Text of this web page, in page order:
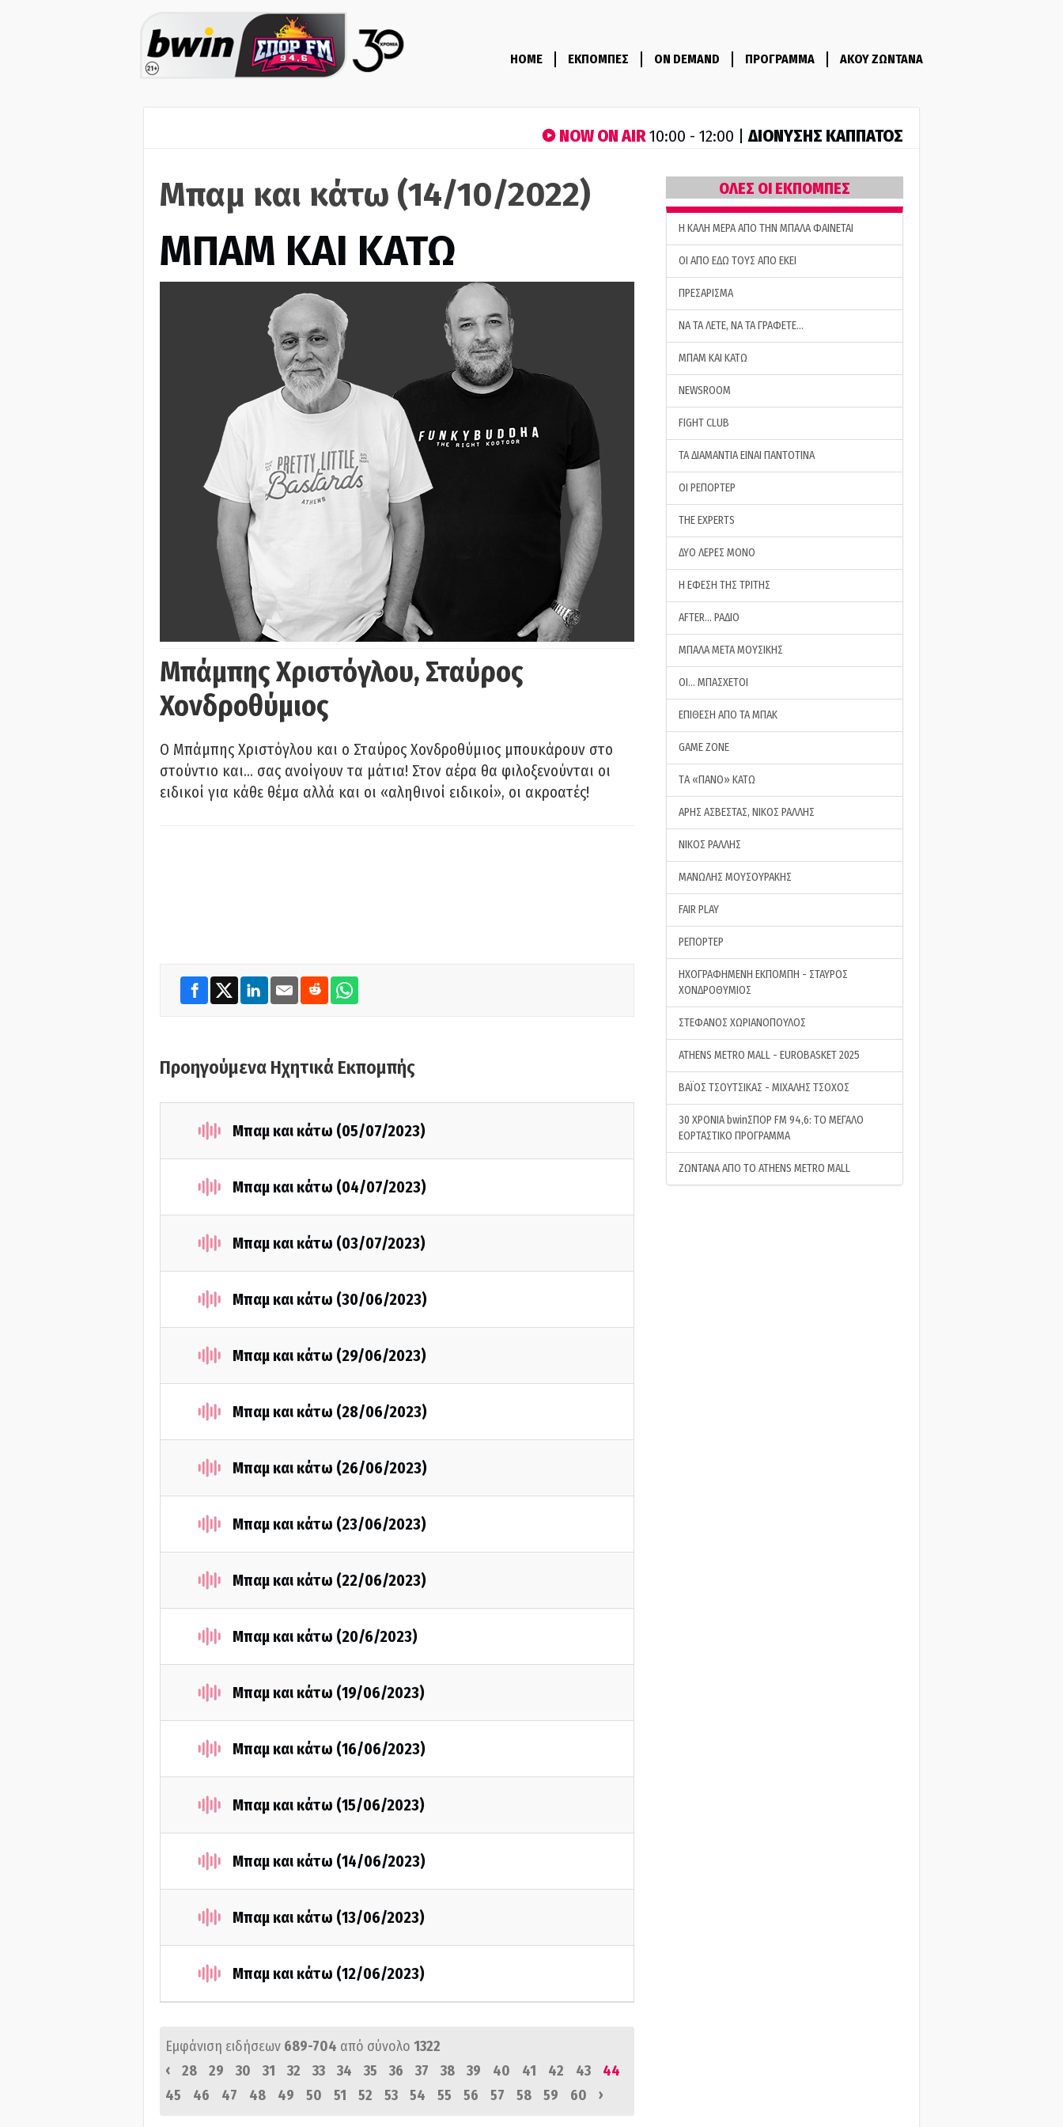
HOME ΕΚΠΟΜΠΕΣ ON DEMAND ΠΡΟΓΡΑΜΜΑ ΑΚΟΥ ΖΩΝΤΑΝΑ
NOW ON AIR10:00 - 12:00 |ΔΙΟΝΥΣΗΣ ΚΑΠΠΑΤΟΣ
Μπαμ και κάτω (14/10/2022)
ΜΠΑΜ ΚΑΙ ΚΑΤΩ
Μπάμπης Χριστόγλου, Σταύρος
Χονδροθύμιος
O Μπάμπης Χριστόγλου και ο Σταύρος Χονδροθύμιος μπουκάρουν στο
στούντιο και… σας ανοίγουν τα μάτια! Στον αέρα θα φιλοξενούνται οι
ειδικοί για κάθε θέμα αλλά και οι «αληθινοί ειδικοί», οι ακροατές!
Προηγούμενα Ηχητικά Εκπομπής
Μπαμ και κάτω (05/07/2023)
Μπαμ και κάτω (04/07/2023)
Μπαμ και κάτω (03/07/2023)
Μπαμ και κάτω (30/06/2023)
Μπαμ και κάτω (29/06/2023)
Μπαμ και κάτω (28/06/2023)
Μπαμ και κάτω (26/06/2023)
Μπαμ και κάτω (23/06/2023)
Μπαμ και κάτω (22/06/2023)
Μπαμ και κάτω (20/6/2023)
Μπαμ και κάτω (19/06/2023)
Μπαμ και κάτω (16/06/2023)
Μπαμ και κάτω (15/06/2023)
Μπαμ και κάτω (14/06/2023)
Μπαμ και κάτω (13/06/2023)
Μπαμ και κάτω (12/06/2023)
Εμφάνιση ειδήσεων 689-704 από σύνολο 1322
‹
28 29 30 31 32 33 34 35 36 37 38 39 40 41 42 43
44
45
46 47 48 49 50 51 52 53 54 55 56 57 58 59 60 ›
ΟΛΕΣ ΟΙ ΕΚΠΟΜΠΕΣ
H ΚΑΛΗ ΜΕΡΑ ΑΠΟ ΤΗΝ ΜΠΑΛΑ ΦΑΙΝΕΤΑΙ
ΟΙ ΑΠΟ ΕΔΩ ΤΟΥΣ ΑΠΟ ΕΚΕΙ
ΠΡΕΣΑΡΙΣΜΑ
ΝΑ ΤΑ ΛΕΤΕ, ΝΑ ΤΑ ΓΡΑΦΕΤΕ…
ΜΠΑΜ ΚΑΙ ΚΑΤΩ
NEWSROOM
FIGHT CLUB
ΤΑ ΔΙΑΜΑΝΤΙΑ ΕΙΝΑΙ ΠΑΝΤΟΤΙΝΑ
ΟΙ ΡΕΠΟΡΤΕΡ
THE EXPERTS
ΔΥΟ ΛΕΡΕΣ ΜΟΝΟ
Η ΕΦΕΣΗ ΤΗΣ ΤΡΙΤΗΣ
AFTER… ΡΑΔΙΟ
ΜΠΑΛΑ ΜΕΤΑ ΜΟΥΣΙΚΗΣ
ΟΙ… ΜΠΑΣΧΕΤΟΙ
ΕΠΙΘΕΣΗ ΑΠΟ ΤΑ ΜΠΑΚ
GAME ZONE
ΤA «ΠΑΝΟ» ΚΑΤΩ
ΑΡΗΣ ΑΣΒΕΣΤΑΣ, ΝΙΚΟΣ ΡΑΛΛΗΣ
ΝΙΚΟΣ ΡΑΛΛΗΣ
ΜΑΝΩΛΗΣ ΜΟΥΣΟΥΡΑΚΗΣ
FAIR PLAY
ΡΕΠΟΡΤΕΡ
ΗΧΟΓΡΑΦΗΜΕΝΗ ΕΚΠΟΜΠΗ - ΣΤΑΥΡΟΣ
ΧΟΝΔΡΟΘΥΜΙΟΣ
ΣΤΕΦΑΝΟΣ ΧΩΡΙΑΝΟΠΟΥΛΟΣ
ATHENS METRO MALL - EUROBASKET 2025
ΒΑΪΟΣ ΤΣΟΥΤΣΙΚΑΣ - ΜΙΧΑΛΗΣ ΤΣΟΧΟΣ
30 ΧΡΟΝΙΑ bwinΣΠΟΡ FM 94,6: ΤΟ ΜΕΓΑΛΟ
ΕΟΡΤΑΣΤΙΚΟ ΠΡΟΓΡΑΜΜΑ
ΖΩΝΤΑΝΑ ΑΠΟ ΤΟ ATHENS METRO MALL